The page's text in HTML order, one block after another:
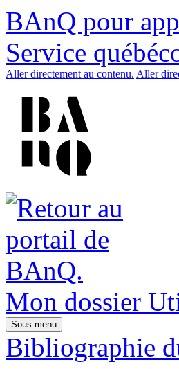
BAnQ pour
Service
Aller directement au contenu. Aller
Mon dossier
Sous-menu
Bibliographie